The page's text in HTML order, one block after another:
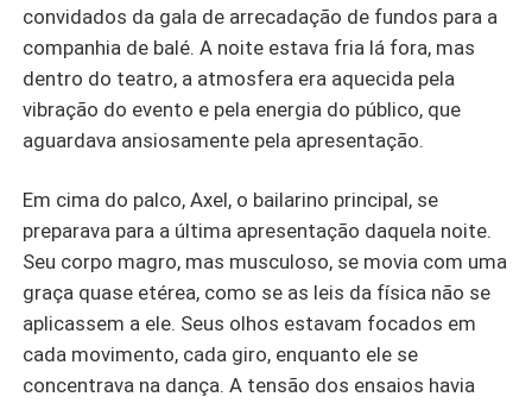
convidados da gala de arrecadação de fundos para a
companhia de balé. A noite estava fria lá fora, mas
dentro do teatro, a atmosfera era aquecida pela
vibração do evento e pela energia do público, que
aguardava ansiosamente pela apresentação.
Em cima do palco, Axel, o bailarino principal, se
preparava para a última apresentação daquela noite.
Seu corpo magro, mas musculoso, se movia com uma
graça quase etérea, como se as leis da física não se
aplicassem a ele. Seus olhos estavam focados em
cada movimento, cada giro, enquanto ele se
concentrava na dança. A tensão dos ensaios havia